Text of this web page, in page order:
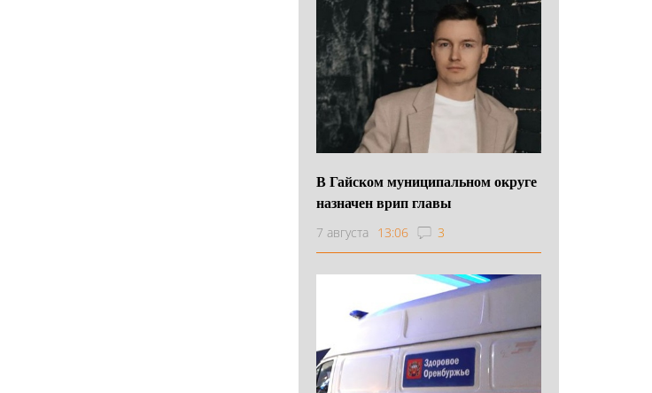
В Гайском муниципальном округе
назначен врип главы
7 августа 13:06 3